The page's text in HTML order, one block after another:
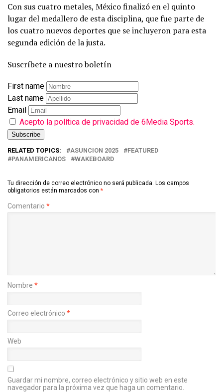
Con sus cuatro metales, México finalizó en el quinto
lugar del medallero de esta disciplina, que fue parte de
los cuatro nuevos deportes que se incluyeron para esta
segunda edición de la justa.
Suscríbete a nuestro boletín
First name
Last name
Email
Acepto la política de privacidad de 6Media Sports.
RELATED TOPICS: ASUNCION 2025
FEATURED
PANAMERICANOS
WAKEBOARD
Tu dirección de correo electrónico no será publicada. Los campos
obligatorios están marcados con *
Comentario *
Nombre *
Correo electrónico *
Web
Guardar mi nombre, correo electrónico y sitio web en este
navegador para la próxima vez que haga un comentario.